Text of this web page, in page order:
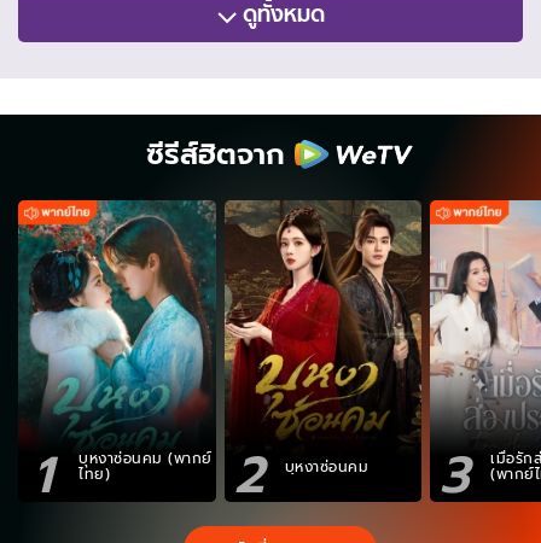
ดูทั้งหมด
ซีรีส์ฮิตจาก
1 บุหงาซ่อนคม (พากย์
ไทย) 2 บุหงาซ่อนคม 3 เมื่อรัก
(พากย์